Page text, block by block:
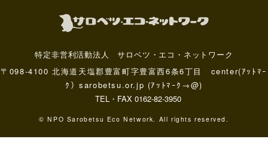
特定非営利活動法人 サロベツ・エコ・ネットワーク
〒098-4100 北海道天塩郡豊富町字豊富西6条6丁目 center(ｱｯﾄﾏｰ
ｸ）sarobetsu.or.jp (ｱｯﾄﾏｰｸ→@)
TEL・FAX 0162-82-3950
© NPO Sarobetsu Eco Network. All rights reserved.